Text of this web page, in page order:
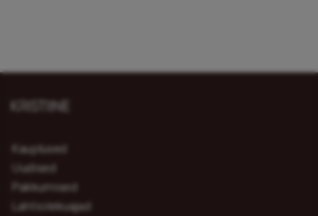
Kauplused
Uudised
Pakkumised
Lahtiolekuajad